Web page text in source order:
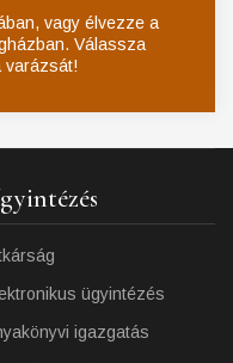
vagy élvezze a
Válassza
varázsát!
ügyintézés
igazgatás